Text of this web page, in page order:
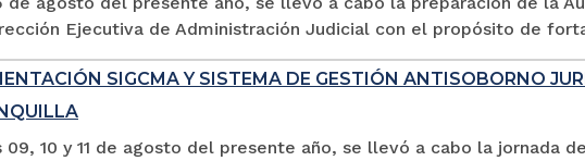
Ejecutiva de Administración Judicial con el propósito de
SIGCMA Y SISTEMA DE GESTIÓN ANTISOBORNO
09, 10 y 11 de agosto del presente año, se llevó a cabo la jornada